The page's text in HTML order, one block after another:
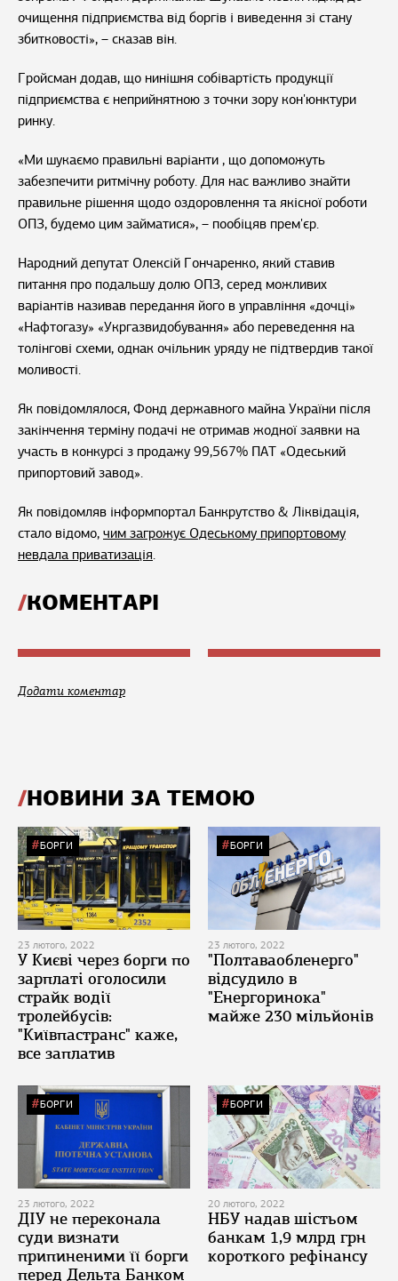
очищення підприємства від боргів і виведення зі стану
збитковості», – сказав він.
Гройсман додав, що нинішня собівартість продукції
підприємства є неприйнятною з точки зору кон'юнктури
ринку.
«Ми шукаємо правильні варіанти , що допоможуть
забезпечити ритмічну роботу. Для нас важливо знайти
правильне рішення щодо оздоровлення та якісної роботи
ОПЗ, будемо цим займатися», – пообіцяв прем'єр.
Народний депутат Олексій Гончаренко, який ставив
питання про подальшу долю ОПЗ, серед можливих
варіантів називав передання його в управління «дочці»
«Нафтогазу» «Укргазвидобування» або переведення на
толінгові схеми, однак очільник уряду не підтвердив такої
моливості.
Як повідомлялося, Фонд державного майна України після
закінчення терміну подачі не отримав жодної заявки на
участь в конкурсі з продажу 99,567% ПАТ «Одеський
припортовий завод».
Як повідомляв інформпортал Банкрутство & Ліквідація,
стало відомо, чим загрожує Одеському припортовому
невдала приватизація.
КОМЕНТАРІ
Додати коментар
НОВИНИ ЗА ТЕМОЮ
БОРГИ
23 лютого, 2022
У Києві через борги по
зарплаті оголосили
страйк водії
тролейбусів:
"Київпастранс" каже,
все заплатив
БОРГИ
23 лютого, 2022
"Полтаваобленерго"
відсудило в
"Енергоринока"
майже 230 мільйонів
БОРГИ
23 лютого, 2022
ДІУ не переконала
суди визнати
припиненими її борги
перед Дельта Банком
БОРГИ
20 лютого, 2022
НБУ надав шістьом
банкам 1,9 млрд грн
короткого рефінансу